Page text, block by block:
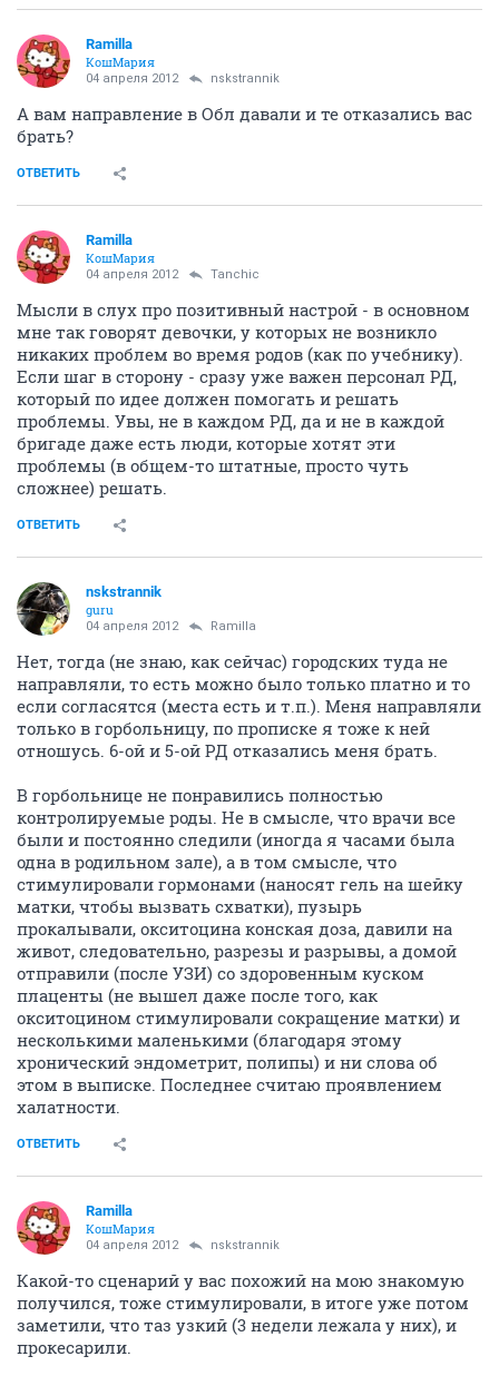
Ramilla
КошМария
04 апреля 2012 nskstrannik
А вам направление в Обл давали и те отказались вас
брать?
ОТВЕТИТЬ
Ramilla
КошМария
04 апреля 2012 Tanchic
Мысли в слух про позитивный настрой - в основном
мне так говорят девочки, у которых не возникло
никаких проблем во время родов (как по учебнику).
Если шаг в сторону - сразу уже важен персонал РД,
который по идее должен помогать и решать
проблемы. Увы, не в каждом РД, да и не в каждой
бригаде даже есть люди, которые хотят эти
проблемы (в общем-то штатные, просто чуть
сложнее) решать.
ОТВЕТИТЬ
nskstrannik
guru
04 апреля 2012 Ramilla
Нет, тогда (не знаю, как сейчас) городских туда не
направляли, то есть можно было только платно и то
если согласятся (места есть и т.п.). Меня направляли
только в горбольницу, по прописке я тоже к ней
отношусь. 6-ой и 5-ой РД отказались меня брать.
В горбольнице не понравились полностью
контролируемые роды. Не в смысле, что врачи все
были и постоянно следили (иногда я часами была
одна в родильном зале), а в том смысле, что
стимулировали гормонами (наносят гель на шейку
матки, чтобы вызвать схватки), пузырь
прокалывали, окситоцина конская доза, давили на
живот, следовательно, разрезы и разрывы, а домой
отправили (после УЗИ) со здоровенным куском
плаценты (не вышел даже после того, как
окситоцином стимулировали сокращение матки) и
несколькими маленькими (благодаря этому
хронический эндометрит, полипы) и ни слова об
этом в выписке. Последнее считаю проявлением
халатности.
ОТВЕТИТЬ
Ramilla
КошМария
04 апреля 2012 nskstrannik
Какой-то сценарий у вас похожий на мою знакомую
получился, тоже стимулировали, в итоге уже потом
заметили, что таз узкий (3 недели лежала у них), и
прокесарили.